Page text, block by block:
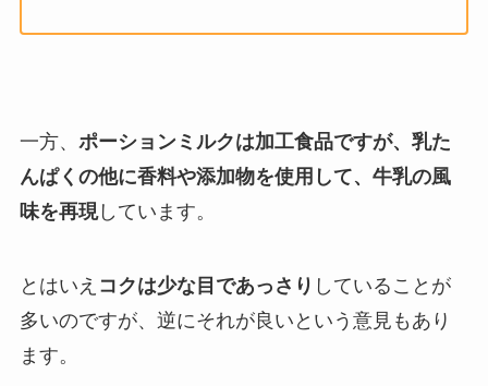
一方、 ポーションミルクは加工食品ですが、乳た
んぱくの他に香料や添加物を使用して、牛乳の風
味を再現しています。
とはいえ コクは少な目であっさり していることが
多いのですが、逆にそれが良いという意見もあり
ます。